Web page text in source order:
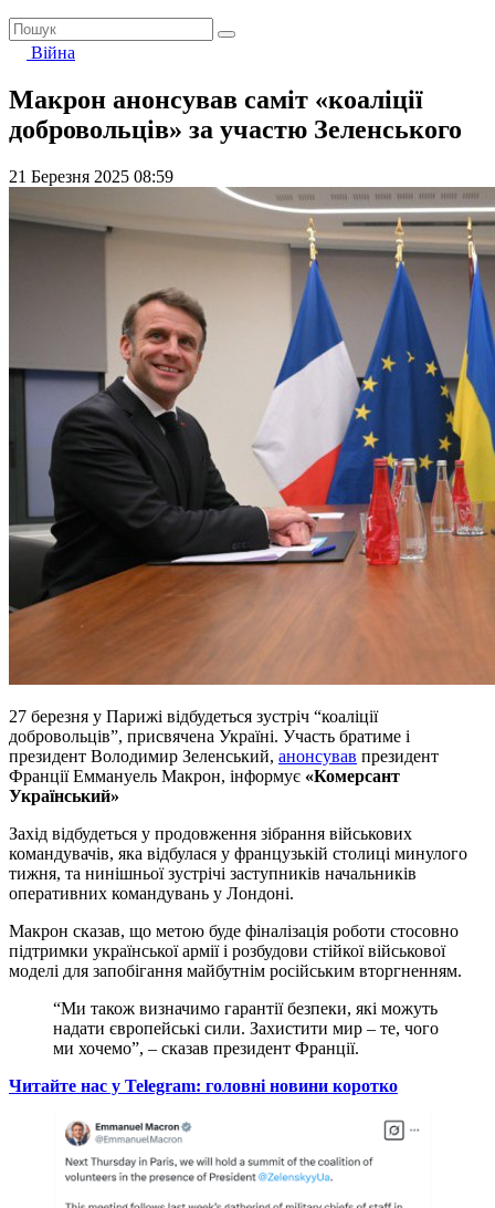
Війна
Макрон анонсував саміт «коаліції
добровольців» за участю Зеленського
21 Березня 2025 08:59
27 березня у Парижі відбудеться зустріч “коаліції
добровольців”, присвячена Україні. Участь братиме і
президент Володимир Зеленський, анонсував президент
Франції Еммануель Макрон, інформує «Комерсант
Український»
Захід відбудеться у продовження зібрання військових
командувачів, яка відбулася у французькій столиці минулого
тижня, та нинішньої зустрічі заступників начальників
оперативних командувань у Лондоні.
Макрон сказав, що метою буде фіналізація роботи стосовно
підтримки української армії і розбудови стійкої військової
моделі для запобігання майбутнім російським вторгненням.
“Ми також визначимо гарантії безпеки, які можуть
надати європейські сили. Захистити мир – те, чого
ми хочемо”, – сказав президент Франції.
Читайте нас у Telegram: головні новини коротко